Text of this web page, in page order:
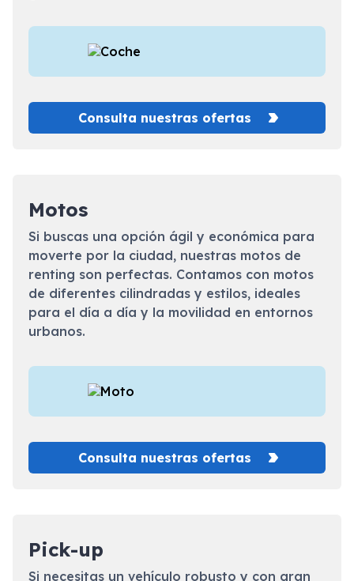
Consulta nuestras ofertas
Motos
Si buscas una opción ágil y económica para
moverte por la ciudad, nuestras motos de
renting son perfectas. Contamos con motos
de diferentes cilindradas y estilos, ideales
para el día a día y la movilidad en entornos
urbanos.
Consulta nuestras ofertas
Pick-up
Si necesitas un vehículo robusto y con gran